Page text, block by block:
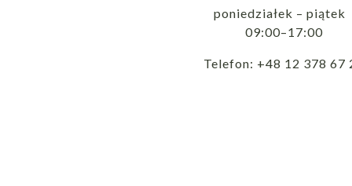
poniedziałek – piątek
09:00–17:00
Telefon: +48 12 378 67